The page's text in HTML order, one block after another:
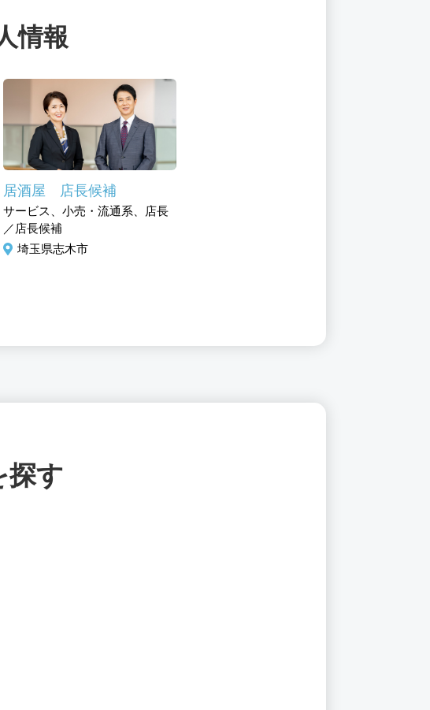
情報
居酒屋 店長候補
サービス、小売・流通系、店長
／店長候補
埼玉県志木市
探す